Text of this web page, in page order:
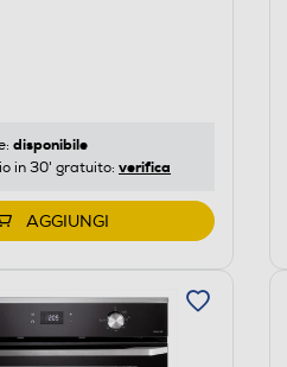
disponibile
in 30' gratuito: verifica
AGGIUNGI